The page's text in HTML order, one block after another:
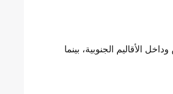
الأقاليم الجنوبية، بينما